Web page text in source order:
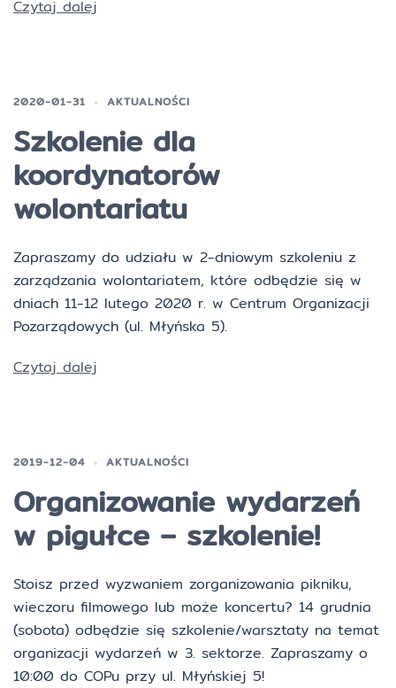
Czytaj dalej
2020-01-31 AKTUALNOŚCI
Szkolenie dla
koordynatorów
wolontariatu
Zapraszamy do udziału w 2-dniowym szkoleniu z
zarządzania wolontariatem, które odbędzie się w
dniach 11-12 lutego 2020 r. w Centrum Organizacji
Pozarządowych (ul. Młyńska 5).
Czytaj dalej
2019-12-04 AKTUALNOŚCI
Organizowanie wydarzeń
w pigułce – szkolenie!
Stoisz przed wyzwaniem zorganizowania pikniku,
wieczoru filmowego lub może koncertu? 14 grudnia
(sobota) odbędzie się szkolenie/warsztaty na temat
organizacji wydarzeń w 3. sektorze. Zapraszamy o
10:00 do COPu przy ul. Młyńskiej 5!